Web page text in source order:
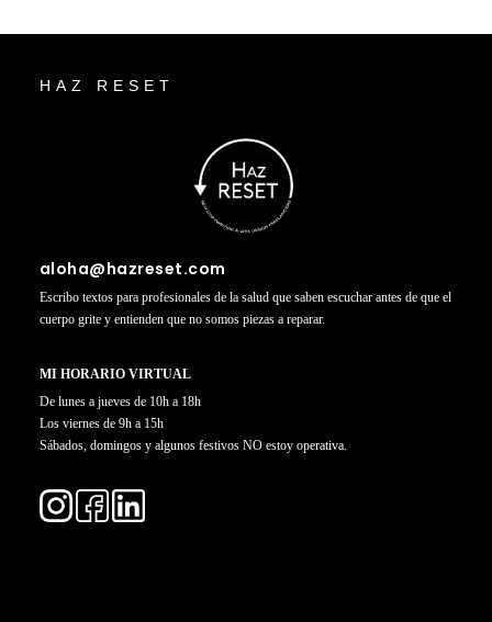
DE
PRIMER
LISTA
DE
CORREO
HAZ RESET
aloha@hazreset.com
Escribo textos para profesionales de la salud que saben escuchar antes de que el
cuerpo grite y entienden que no somos piezas a reparar.
MI HORARIO VIRTUAL
De lunes a jueves de 10h a 18h
Los viernes de 9h a 15h
Sábados, domingos y algunos festivos NO estoy operativa.